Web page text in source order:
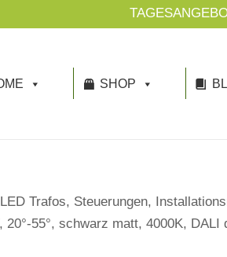
SHOP
LED Trafos, Steuerungen,
55°, schwarz matt, 4000K, DALI